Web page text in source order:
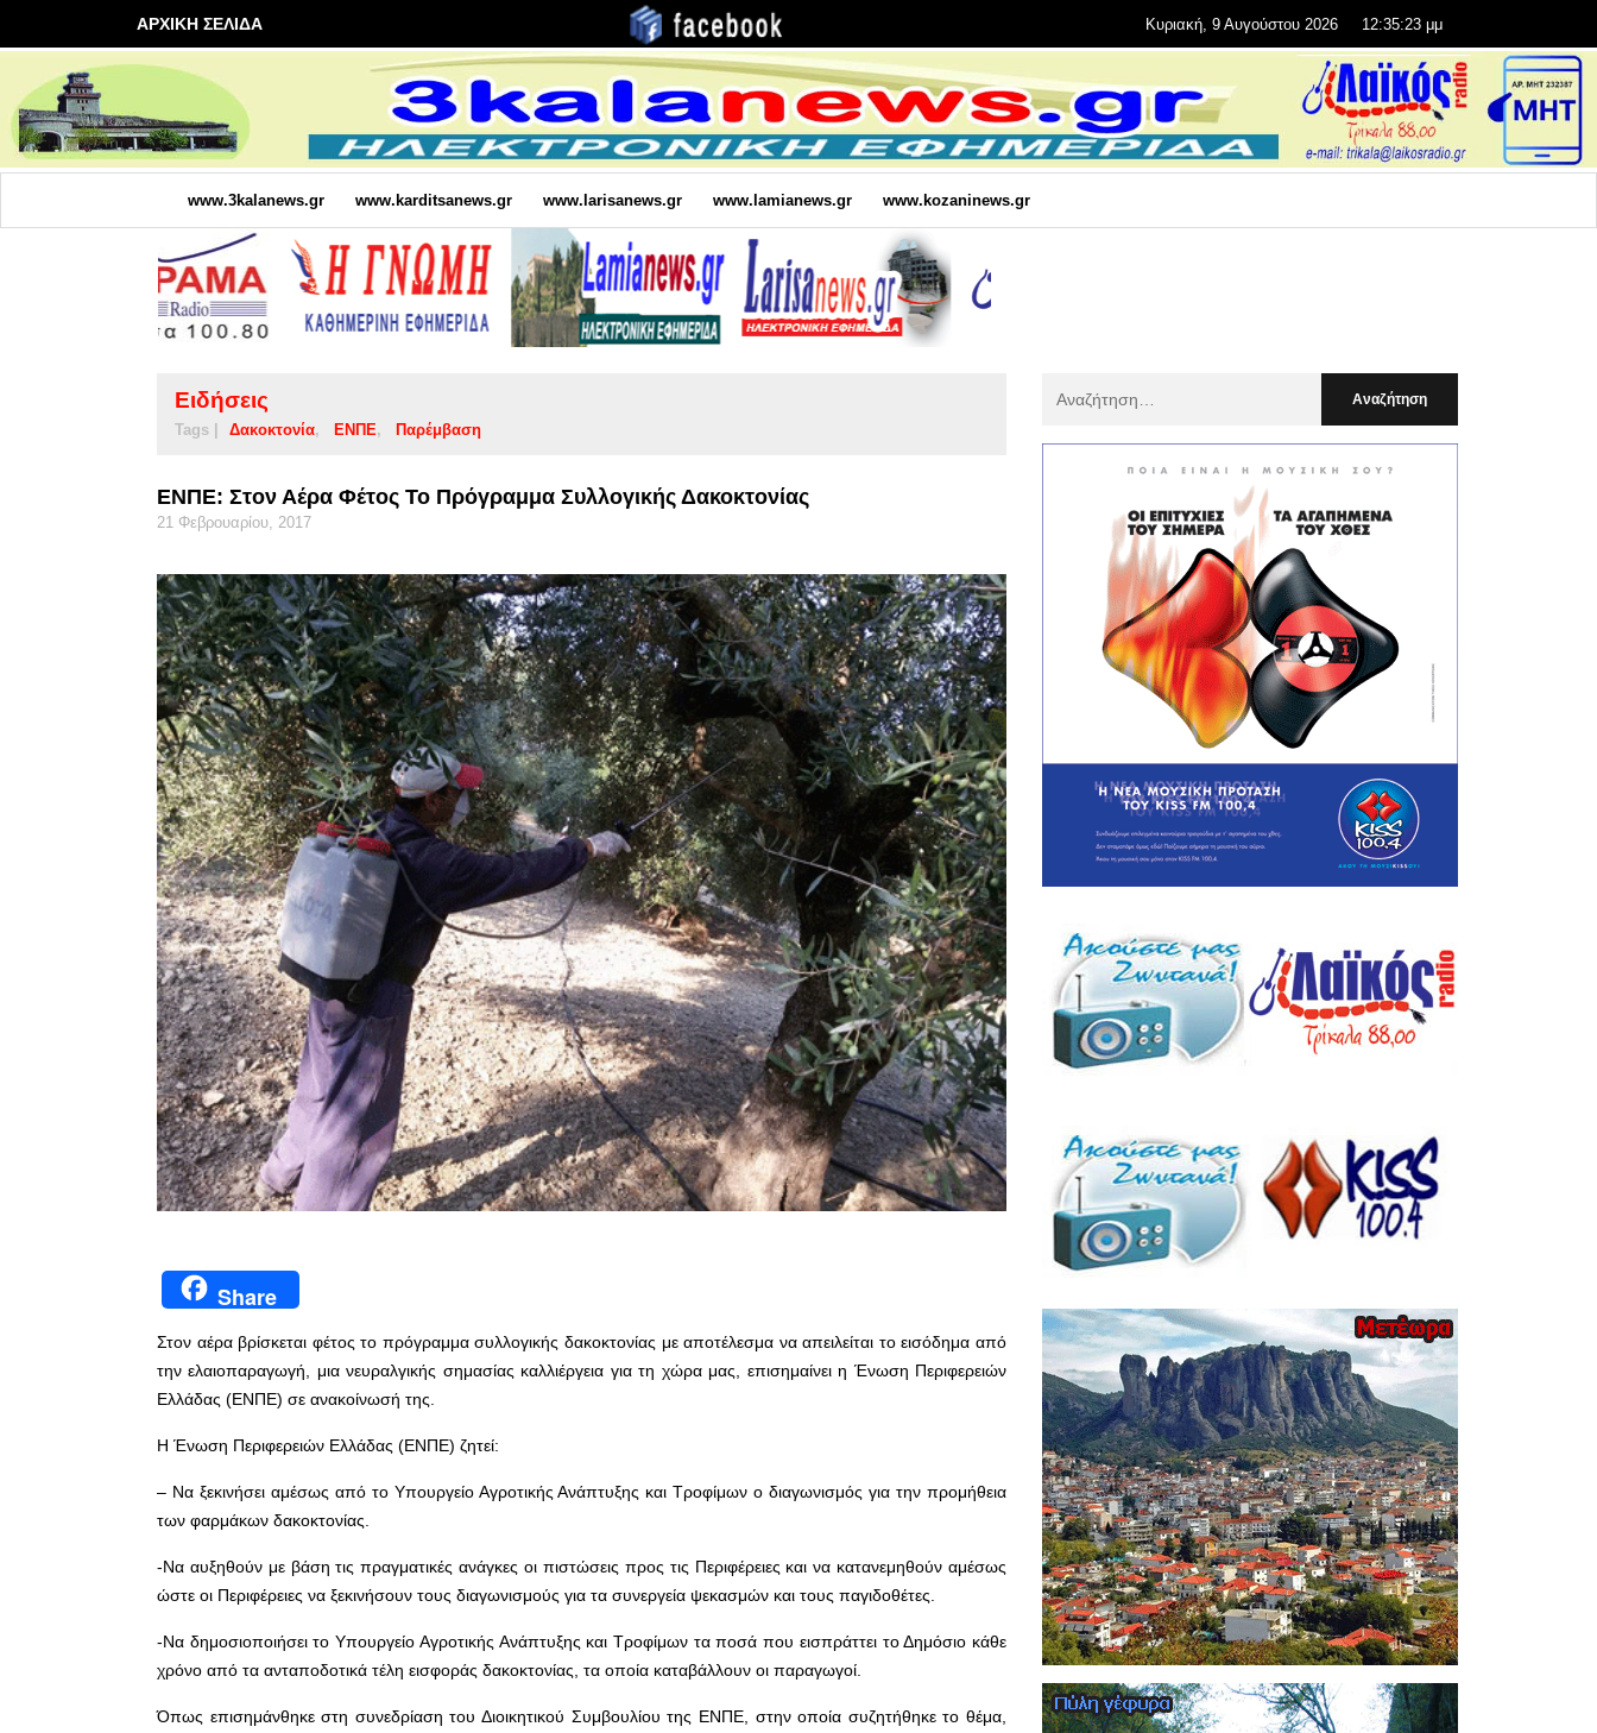
ΑΡΧΙΚΗ ΣΕΛΙΔΑ Κυριακή, 9 Αυγούστου 2026 12:35:24 μμ
www.3kalanews.gr www.karditsanews.gr www.larisanews.gr www.lamianews.gr www.kozaninews.gr
Ειδήσεις
Tags | Δακοκτονία ΕΝΠΕ Παρέμβαση
ΕΝΠΕ: Στον Αέρα Φέτος Το Πρόγραμμα Συλλογικής Δακοκτονίας
21 Φεβρουαρίου, 2017
Share
Στον αέρα βρίσκεται φέτος το πρόγραμμα συλλογικής δακοκτονίας με αποτέλεσμα να απειλείται το εισόδημα από
την ελαιοπαραγωγή, μια νευραλγικής σημασίας καλλιέργεια για τη χώρα μας, επισημαίνει η Ένωση Περιφερειών
Ελλάδας (ΕΝΠΕ) σε ανακοίνωσή της.
Η Ένωση Περιφερειών Ελλάδας (ΕΝΠΕ) ζητεί:
– Να ξεκινήσει αμέσως από το Υπουργείο Αγροτικής Ανάπτυξης και Τροφίμων ο διαγωνισμός για την προμήθεια
των φαρμάκων δακοκτονίας.
-Να αυξηθούν με βάση τις πραγματικές ανάγκες οι πιστώσεις προς τις Περιφέρειες και να κατανεμηθούν αμέσως
ώστε οι Περιφέρειες να ξεκινήσουν τους διαγωνισμούς για τα συνεργεία ψεκασμών και τους παγιδοθέτες.
-Να δημοσιοποιήσει το Υπουργείο Αγροτικής Ανάπτυξης και Τροφίμων τα ποσά που εισπράττει το Δημόσιο κάθε
χρόνο από τα ανταποδοτικά τέλη εισφοράς δακοκτονίας, τα οποία καταβάλλουν οι παραγωγοί.
Όπως επισημάνθηκε στη συνεδρίαση του Διοικητικού Συμβουλίου της ΕΝΠΕ, στην οποία συζητήθηκε το θέμα,
: